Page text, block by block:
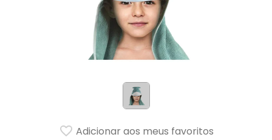
Adicionar aos meus favoritos